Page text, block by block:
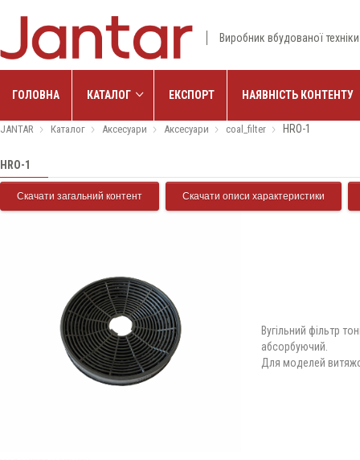
Виробник вбудованої
ГОЛОВНА КАТАЛОГ ЕКСПОРТ НАЯВНІСТЬ КОНТЕНТУ
JANTAR Каталог Аксесуари Аксесуари coal_filter HRO-1
HRO-1
Скачати загальний контент Скачати описи характеристики
Вугільний фільтр
абсорбуючий.
Для моделей